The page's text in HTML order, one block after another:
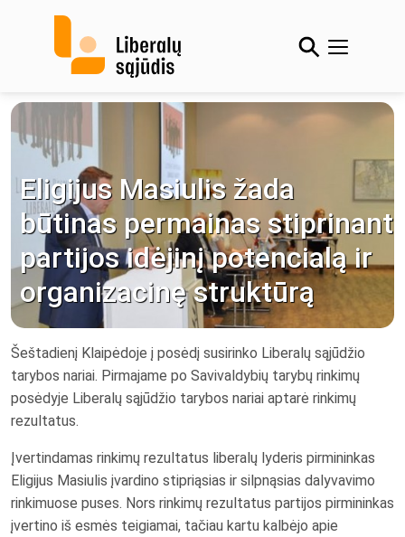
Eligijus Masiulis žada
būtinas permainas stiprinant
partijos idėjinį potencialą ir
organizacinę struktūrą
Šeštadienį Klaipėdoje į posėdį susirinko Liberalų sąjūdžio
tarybos nariai. Pirmajame po Savivaldybių tarybų rinkimų
posėdyje Liberalų sąjūdžio tarybos nariai aptarė rinkimų
rezultatus.
Įvertindamas rinkimų rezultatus liberalų lyderis pirmininkas
Eligijus Masiulis įvardino stipriąsias ir silpnąsias dalyvavimo
rinkimuose puses. Nors rinkimų rezultatus partijos pirmininkas
įvertino iš esmės teigiamai, tačiau kartu kalbėjo apie